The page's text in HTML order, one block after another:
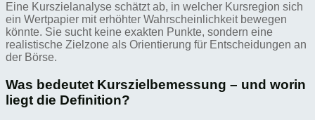
Eine Kurszielanalyse schätzt ab, in welcher Kursregion sich
ein Wertpapier mit erhöhter Wahrscheinlichkeit bewegen
könnte. Sie sucht keine exakten Punkte, sondern eine
realistische Zielzone als Orientierung für Entscheidungen an
der Börse.
Was bedeutet Kurszielbemessung – und worin
liegt die Definition?